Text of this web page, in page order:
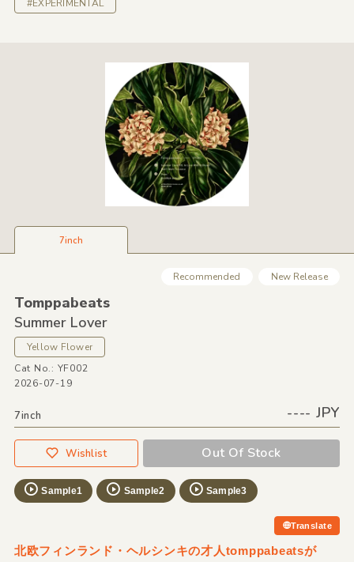
#EXPERIMENTAL
7inch
Recommended New Release
Tomppabeats
Summer Lover
Yellow Flower
Cat No.: YF002
2026-07-19
7inch ---- JPY
Wishlist Out Of Stock
Sample1 Sample2 Sample3
Translate
北欧フィンランド・ヘルシンキの才人tomppabeatsが